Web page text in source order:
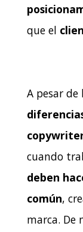
que el
A pesar de
cuando
deben
común,
marca. De